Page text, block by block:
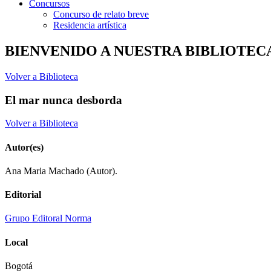
Concursos
Concurso de relato breve
Residencia artística
BIENVENIDO A NUESTRA
Volver a Biblioteca
El mar nunca desborda
Volver a Biblioteca
Autor(es)
Ana Maria Machado (Autor).
Editorial
Grupo Editoral Norma
Local
Bogotá